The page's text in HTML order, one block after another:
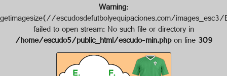
Warning:
getimagesize(//escudosdefutbolyequipaciones.com/
failed to open stream: No such file or directory in
/home/escudo5/public_html/escudo-min.phpon line309